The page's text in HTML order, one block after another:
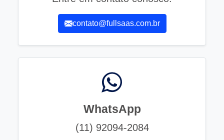
contato@fullsaas.com.br
WhatsApp
(11) 92094-2084